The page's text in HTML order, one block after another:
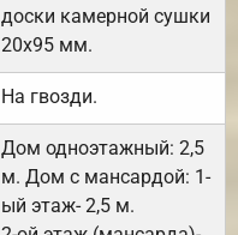
доски камерной сушки
20х95 мм.
На гвозди.
Дом одноэтажный: 2,5
м. Дом с мансардой: 1-
ый этаж- 2,5 м.